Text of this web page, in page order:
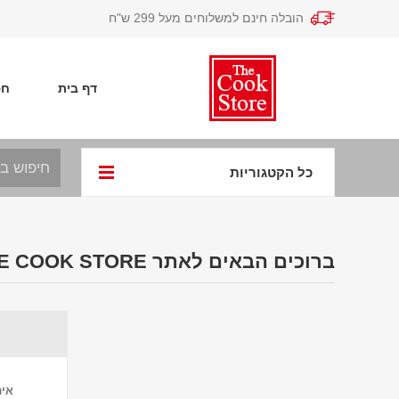
הובלה חינם למשלוחים מעל 299 ש"ח
דף בית
כל הקטגוריות
ברוכים הבאים לאתר THE COOK STORE